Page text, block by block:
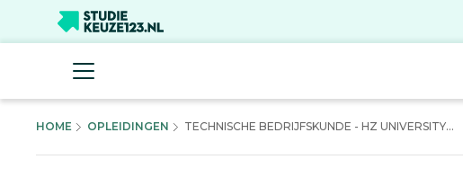
HOME OPLEIDINGEN TECHNISCHE BEDRIJFSKUNDE - HZ UNIVERSITY...